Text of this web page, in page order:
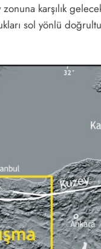
karşılık
sol yönlü